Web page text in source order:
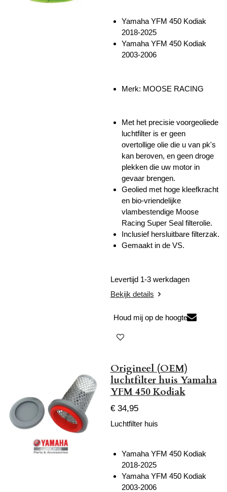
Yamaha YFM 450 Kodiak
2018-2025
Yamaha YFM 450 Kodiak
2003-2006
Merk: MOOSE RACING
Met het precisie voorgeoliede
luchtfilter is er geen
overtollige olie die u van pk's
kan beroven, en geen droge
plekken die uw motor in
gevaar brengen.
Geolied met hoge kleefkracht
en bio-vriendelijke
vlambestendige Moose
Racing Super Seal filterolie.
Inclusief hersluitbare filterzak.
Gemaakt in de VS.
Levertijd 1-3 werkdagen
Bekijk details
Houd mij op de hoogte
Origineel (OEM)
luchtfilter huis Yamaha
YFM 450 Kodiak
€ 34,95
Luchtfilter huis
Yamaha YFM 450 Kodiak
2018-2025
Yamaha YFM 450 Kodiak
2003-2006